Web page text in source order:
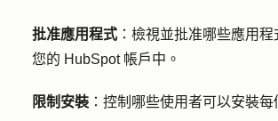
批准應用程式 ：檢視並批准哪些應用
您的 HubSpot 帳戶中。
限制安裝 ：控制哪些使用者可以安裝每